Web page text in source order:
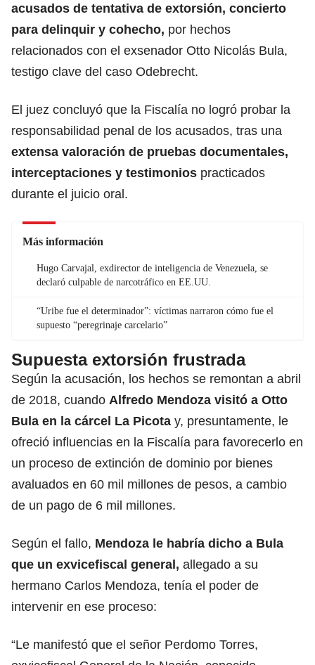
acusados de tentativa de extorsión, concierto
para delinquir y cohecho, por hechos
relacionados con el exsenador Otto Nicolás Bula,
testigo clave del caso Odebrecht.
El juez concluyó que la Fiscalía no logró probar la
responsabilidad penal de los acusados, tras una
extensa valoración de pruebas documentales,
interceptaciones y testimonios practicados
durante el juicio oral.
Más información
Hugo Carvajal, exdirector de inteligencia de Venezuela, se
declaró culpable de narcotráfico en EE.UU.
“Uribe fue el determinador”: víctimas narraron cómo fue el
supuesto “peregrinaje carcelario”
Supuesta extorsión frustrada
Según la acusación, los hechos se remontan a abril
de 2018, cuando Alfredo Mendoza visitó a Otto
Bula en la cárcel La Picota y, presuntamente, le
ofreció influencias en la Fiscalía para favorecerlo en
un proceso de extinción de dominio por bienes
avaluados en 60 mil millones de pesos, a cambio
de un pago de 6 mil millones.
Según el fallo, Mendoza le habría dicho a Bula
que un exvicefiscal general, allegado a su
hermano Carlos Mendoza, tenía el poder de
intervenir en ese proceso:
“Le manifestó que el señor Perdomo Torres,